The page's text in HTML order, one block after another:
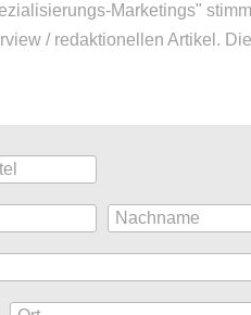
Marketings"
/ redaktionellen Artikel.